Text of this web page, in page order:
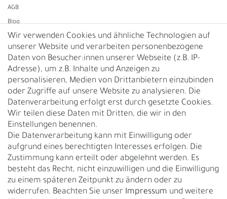
AGB
Blog
Vertrag widerrufen
UNTERNEHMEN
Nachhaltigkeit
Kontakt
Über uns
Rückgabe
Gürtelgröße messen
Garantie
GESCHÄFTSKUNDEN & HÄNDLER
Wir verwenden Cookies und ähnliche Technologien auf
unserer Website und verarbeiten personenbezogene
Daten von Besucher:innen unserer Webseite (z.B. IP-
Adresse), um z.B. Inhalte und Anzeigen zu
personalisieren, Medien von Drittanbietern einzubinden
oder Zugriffe auf unsere Website zu analysieren. Die
Datenverarbeitung erfolgt erst durch gesetzte Cookies.
Wir teilen diese Daten mit Dritten, die wir in den
Einstellungen benennen.
Die Datenverarbeitung kann mit Einwilligung oder
aufgrund eines berechtigten Interesses erfolgen. Die
Zustimmung kann erteilt oder abgelehnt werden. Es
besteht das Recht, nicht einzuwilligen und die Einwilligung
zu einem späteren Zeitpunkt zu ändern oder zu
widerrufen. Beachten Sie unser Impressum und weitere